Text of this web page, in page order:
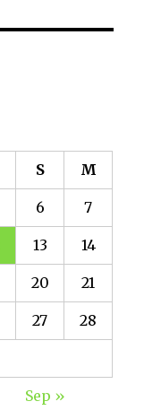
S M
6 7
13 14
20 21
27 28
Sep »